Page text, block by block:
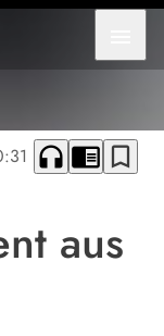
headphones chrome_reader_mode bookmark_border
aus